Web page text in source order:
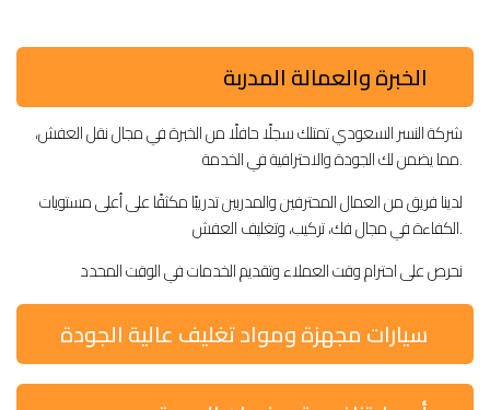
الخبرة والعمالة المدربة
شركة النسر السعودي تمتلك سجلًا حافلًا من الخبرة في مجال نقل العفش،
مما يضمن لك الجودة والاحترافية في الخدمة.
لدينا فريق من العمال المحترفين والمدربين تدريبًا مكثفًا على أعلى مستويات
الكفاءة في مجال فك، تركيب، وتغليف العفش.
نحرص على احترام وقت العملاء وتقديم الخدمات في الوقت المحدد
سيارات مجهزة ومواد تغليف عالية الجودة